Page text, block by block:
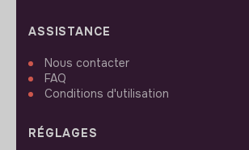
ASSISTANCE
Nous contacter
FAQ
Conditions d'utilisation
RÉGLAGES